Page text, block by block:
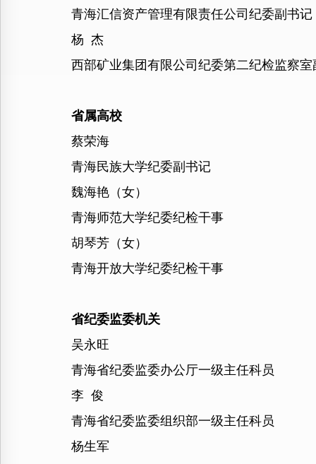
青海汇信资产管理有限责任公司纪委副书记
杨 杰
西部矿业集团有限公司纪委第二纪检监察室
省属高校
蔡荣海
青海民族大学纪委副书记
魏海艳（女）
青海师范大学纪委纪检干事
胡琴芳（女）
青海开放大学纪委纪检干事
省纪委监委机关
吴永旺
青海省纪委监委办公厅一级主任科员
李 俊
青海省纪委监委组织部一级主任科员
杨生军